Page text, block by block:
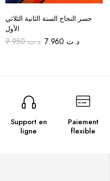
جسر النجاح السنة الثانية الثلاثي
الأول
د.ت9.950 د.ت
Support en
ligne
Paiement
flexible